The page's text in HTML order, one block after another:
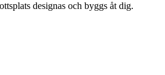
designas och byggs åt dig.